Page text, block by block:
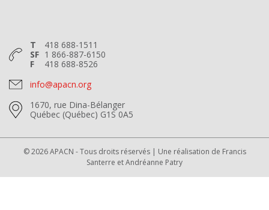
T
418 688-1511
SF 1 866-887-6150
F
418 688-8526
info@apacn.org
1670, rue Dina-Bélanger
Québec (Québec) G1S 0A5
© 2026 APACN - Tous droits réservés | Une réalisation de Francis
Santerre etAndréanne Patry